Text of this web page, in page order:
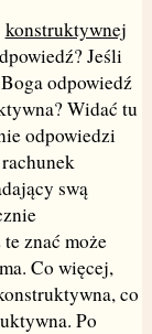
konstruktywnej
Jeśli
odpowiedź
Widać tu
odpowiedzi
swą
znać może
Co więcej,
co
Po